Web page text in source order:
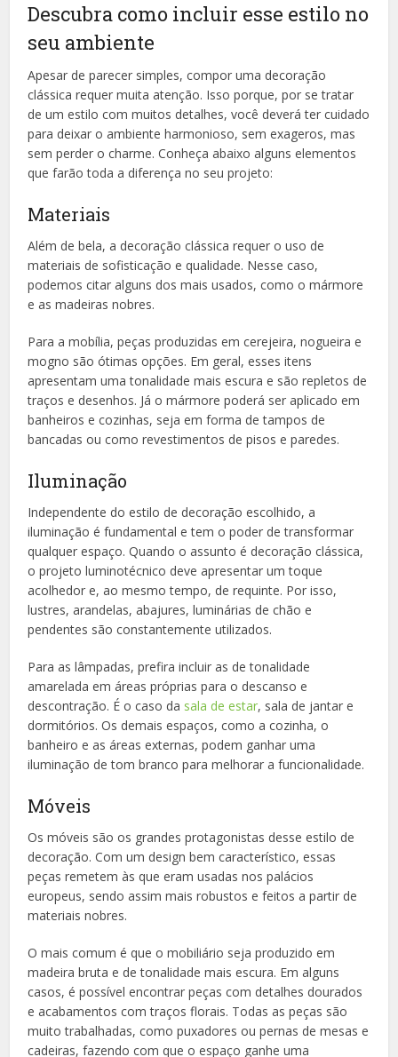
Descubra como incluir esse estilo no
seu ambiente
Apesar de parecer simples, compor uma decoração
clássica requer muita atenção. Isso porque, por se tratar
de um estilo com muitos detalhes, você deverá ter cuidado
para deixar o ambiente harmonioso, sem exageros, mas
sem perder o charme. Conheça abaixo alguns elementos
que farão toda a diferença no seu projeto:
Materiais
Além de bela, a decoração clássica requer o uso de
materiais de sofisticação e qualidade. Nesse caso,
podemos citar alguns dos mais usados, como o mármore
e as madeiras nobres.
Para a mobília, peças produzidas em cerejeira, nogueira e
mogno são ótimas opções. Em geral, esses itens
apresentam uma tonalidade mais escura e são repletos de
traços e desenhos. Já o mármore poderá ser aplicado em
banheiros e cozinhas, seja em forma de tampos de
bancadas ou como revestimentos de pisos e paredes.
Iluminação
Independente do estilo de decoração escolhido, a
iluminação é fundamental e tem o poder de transformar
qualquer espaço. Quando o assunto é decoração clássica,
o projeto luminotécnico deve apresentar um toque
acolhedor e, ao mesmo tempo, de requinte. Por isso,
lustres, arandelas, abajures, luminárias de chão e
pendentes são constantemente utilizados.
Para as lâmpadas, prefira incluir as de tonalidade
amarelada em áreas próprias para o descanso e
descontração. É o caso da sala de estar, sala de jantar e
dormitórios. Os demais espaços, como a cozinha, o
banheiro e as áreas externas, podem ganhar uma
iluminação de tom branco para melhorar a funcionalidade.
Móveis
Os móveis são os grandes protagonistas desse estilo de
decoração. Com um design bem característico, essas
peças remetem às que eram usadas nos palácios
europeus, sendo assim mais robustos e feitos a partir de
materiais nobres.
O mais comum é que o mobiliário seja produzido em
madeira bruta e de tonalidade mais escura. Em alguns
casos, é possível encontrar peças com detalhes dourados
e acabamentos com traços florais. Todas as peças são
muito trabalhadas, como puxadores ou pernas de mesas e
cadeiras, fazendo com que o espaço ganhe uma